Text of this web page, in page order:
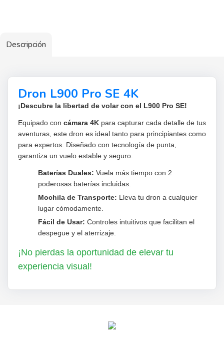
Descripción
Dron L900 Pro SE 4K
¡Descubre la libertad de volar con el L900 Pro SE!
Equipado con cámara 4K para capturar cada detalle de tus
aventuras, este dron es ideal tanto para principiantes como
para expertos. Diseñado con tecnología de punta,
garantiza un vuelo estable y seguro.
Baterías Duales: Vuela más tiempo con 2
poderosas baterías incluidas.
Mochila de Transporte: Lleva tu dron a cualquier
lugar cómodamente.
Fácil de Usar: Controles intuitivos que facilitan el
despegue y el aterrizaje.
¡No pierdas la oportunidad de elevar tu
experiencia visual!